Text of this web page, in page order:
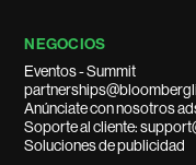
NEGOCIOS
Eventos - Summit
Anúnciate con nosotros
Soporte al cliente:
Soluciones de publicidad